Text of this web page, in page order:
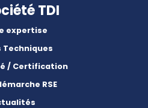
TDI
expertise
Techniques
/ Certification
RSE